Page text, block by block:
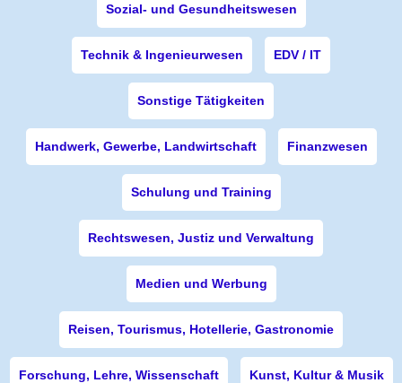
Sozial- und Gesundheitswesen
Technik & Ingenieurwesen EDV / IT
Sonstige Tätigkeiten
Handwerk, Gewerbe, Landwirtschaft Finanzwesen
Schulung und Training
Rechtswesen, Justiz und Verwaltung
Medien und Werbung
Reisen, Tourismus, Hotellerie, Gastronomie
Forschung, Lehre, Wissenschaft Kunst, Kultur & Musik